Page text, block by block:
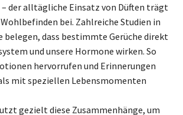
der alltägliche Einsatz von Düften trägt
bei. Zahlreiche Studien in
belegen, dass bestimmte Gerüche direkt
und unsere Hormone wirken. So
hervorrufen und Erinnerungen
mit speziellen Lebensmomenten
gezielt diese Zusammenhänge, um